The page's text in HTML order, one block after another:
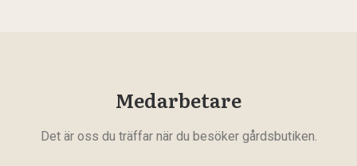
Medarbetare
Det är oss du träffar när du besöker gårdsbutiken.